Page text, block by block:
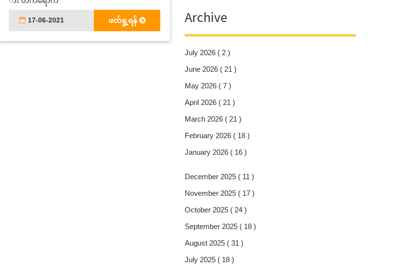
17-06-2021 ဖတ်ရှု့ရန် Archive
July 2026 ( 2 )
June 2026 ( 21 )
May 2026 ( 7 )
April 2026 ( 21 )
March 2026 ( 21 )
February 2026 ( 18 )
January 2026 ( 16 )
December 2025 ( 11 )
November 2025 ( 17 )
October 2025 ( 24 )
September 2025 ( 18 )
August 2025 ( 31 )
July 2025 ( 18 )